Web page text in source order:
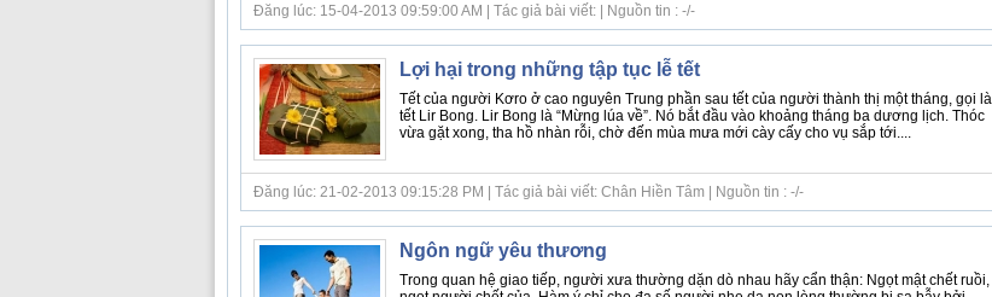
Đăng lúc: 15-04-2013 09:59:00 AM | Tác giả bài viết: | Nguồn tin : -/-
Lợi hại trong những tập tục lễ tết
Tết của người Kơro ở cao nguyên Trung phần sau tết của người thành thị một tháng, gọi là
tết Lir Bong. Lir Bong là “Mừng lúa về”. Nó bắt đầu vào khoảng tháng ba dương lịch. Thóc
vừa gặt xong, tha hồ nhàn rỗi, chờ đến mùa mưa mới cày cấy cho vụ sắp tới....
Đăng lúc: 21-02-2013 09:15:28 PM | Tác giả bài viết: Chân Hiền Tâm | Nguồn tin : -/-
Ngôn ngữ yêu thương
Trong quan hệ giao tiếp, người xưa thường dặn dò nhau hãy cẩn thận: Ngọt mật chết ruồi,